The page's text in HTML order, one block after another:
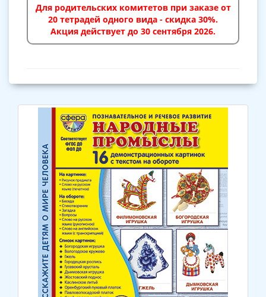
Для родительских комитетов при заказе от
20 тетрадей одного вида - скидка 30%.
Акция действует до 30 сентября 2026.